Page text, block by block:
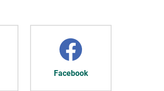
Facebook